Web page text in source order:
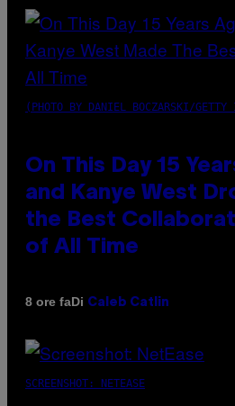
(PHOTO BY DANIEL BOCZARSKI/GETTY
On This Day 15
and Kanye West
the Best
of All Time
8 ore faDi Caleb Catlin
SCREENSHOT: NETEASE